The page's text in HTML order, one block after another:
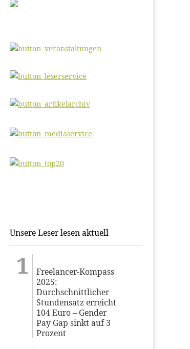
Unsere Leser lesen aktuell
Freelancer-Kompass
2025:
Durchschnittlicher
Stundensatz erreicht
104 Euro – Gender
Pay Gap sinkt auf 3
Prozent